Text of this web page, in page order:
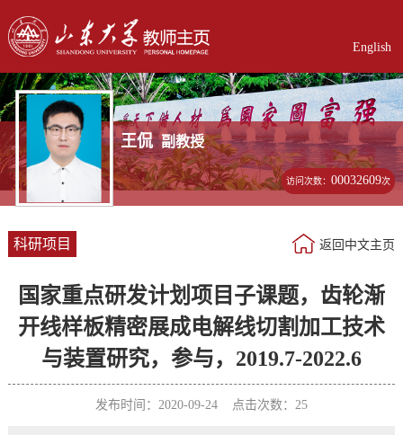
English
王侃 副教授
访问次数：00032609次
科研项目 返回中文主页
国家重点研发计划项目子课题，齿轮渐
开线样板精密展成电解线切割加工技术
与装置研究，参与，2019.7-2022.6
发布时间：2020-09-24 点击次数： 25